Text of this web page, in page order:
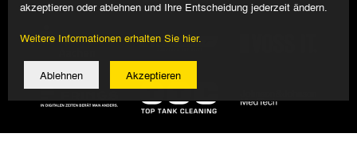
akzeptieren oder ablehnen und Ihre Entscheidung jederzeit ändern.
Weitere Informationen erhalten Sie hier.
Ablehnen Akzeptieren